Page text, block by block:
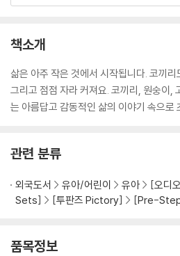
책소개
삶은 아주 작은 것에서 시작됩니다. 코끼
그리고 점점 자라 커져요. 코끼리, 원숭이,
는 아름답고 감동적인 삶의 이야기 속으로
관련 분류
외국도서 유아/어린이 유아
[오디
Sets]
[투판즈 Pictory] [Pre-
품목정보